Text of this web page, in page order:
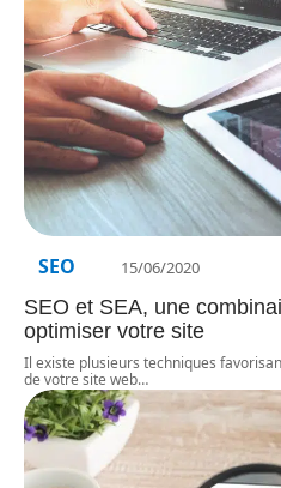
SEO 15/06/2020
SEO et SEA, une
optimiser votre site
Il existe plusieurs techniques
de votre site web…